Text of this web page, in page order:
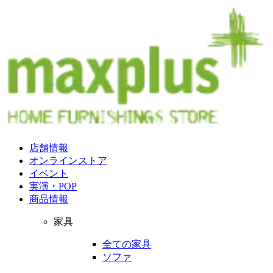
店舗情報
オンラインストア
イベント
実演・POP
商品情報
家具
全ての家具
ソファ